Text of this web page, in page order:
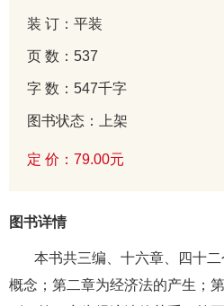
装 订：平装
页 数：537
字 数：547千字
图书状态：上架
定 价：79.00元
图书详情
本书共三编、十六章、四十二
概念；第二章为经济法的产生；